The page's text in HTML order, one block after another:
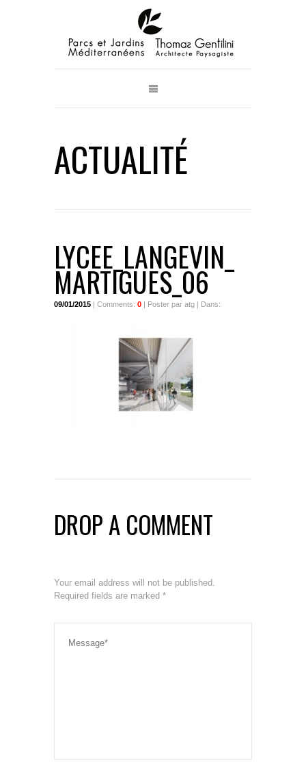
ACTUALITÉ
LYCEE_LANGEVIN_
MARTIGUES_06
09/01/2015 | Comments: 0 | Poster par atg | Dans:
DROP A COMMENT
Your email address will not be published.
Required fields are marked *